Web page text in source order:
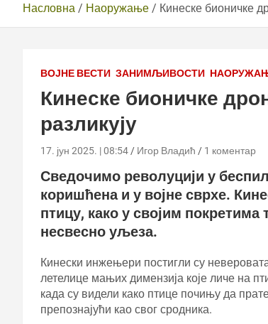
Насловна Наоружање Кинеске бионичке
ВОЈНЕ ВЕСТИ ЗАНИМЉИВОСТИ
Кинеске бионичке
разликују
17. јун 2025. | 08:54 Игор Владић 1 коментар
Сведочимо револуцији у
коришћена и у војне сврхе.
птицу, како у својим
несвесно уљеза.
Кинески инжењери постигли су
летелице мањих димензија које личе на
када су видели како птице почињу да
препознајући као свог сродника.